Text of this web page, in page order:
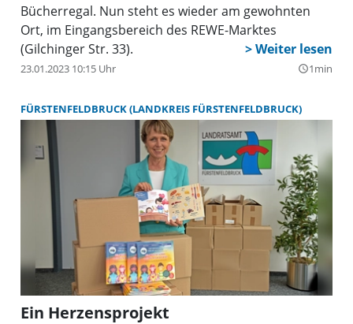
Bücherregal. Nun steht es wieder am gewohnten
Ort, im Eingangsbereich des REWE-Marktes
(Gilchinger Str. 33).
23.01.2023 10:15 Uhr query_builder1min
FÜRSTENFELDBRUCK (LANDKREIS FÜRSTENFELDBRUCK)
Ein Herzensprojekt